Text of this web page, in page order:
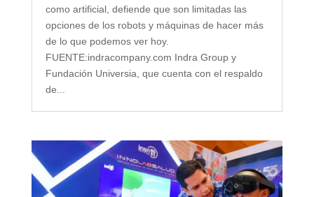
como artificial, defiende que son limitadas las
opciones de los robots y máquinas de hacer más
de lo que podemos ver hoy.
FUENTE:indracompany.com Indra Group y
Fundación Universia, que cuenta con el respaldo
de...